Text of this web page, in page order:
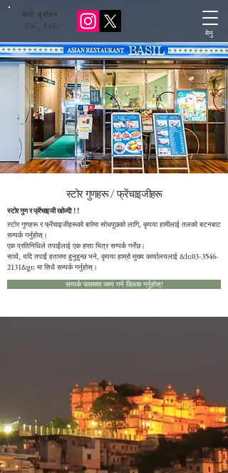
केडी सूर्योदय
​ Co., Ltd.
मेनु
स्टोर गुणहरू / फ्रेंचाइजीहरू
स्टोर गुण र फ्रेंचाइजी खोज्दै! ! !
स्टोर गुणहरू र फ्रेंचाइजीहरूको बारेमा सोधपुछको लागि, कृपया हामीलाई तलको बटनबाट
सम्पर्क गर्नुहोस्।
एक प्रतिनिधिले तपाईंलाई एक हप्ता भित्र सम्पर्क गर्नेछ।
साथै, यदि तपाईं हतारमा हुनुहुन्छ भने, कृपया हाम्रो मुख्य कार्यालयलाई &lt;03-3546-
2131&gt; मा सिधै सम्पर्क गर्नुहोस्।
सम्पर्क फारममा जम्प गर्न क्लिक गर्नुहोस्!